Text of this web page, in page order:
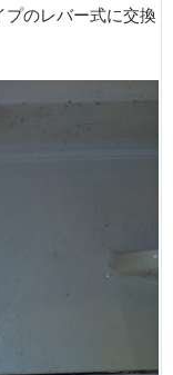
プのレバー式に交換